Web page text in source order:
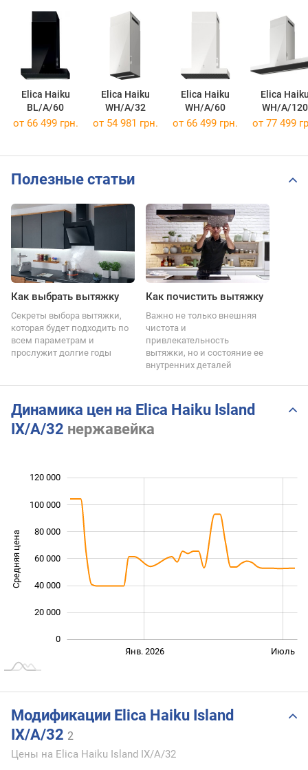
Elica Haiku
BL/A/60
Elica Haiku
WH/A/32
Elica Haiku
WH/A/60
Elica
WH/A/120
от 66 499 грн. от 54 981 грн. от 66 499 грн. от 77 499
Полезные статьи
Как выбрать вытяжку
Секреты выбора вытяжки,
которая будет подходить по
всем параметрам и
прослужит долгие годы
Как почистить вытяжку
Важно не только внешняя
чистота и
привлекательность
вытяжки, но и состояние ее
внутренних деталей
Динамика цен на Elica Haiku Island
IX/A/32 нержавейка
Средняя цена 100 000
0
20 000
40 000
60 000
80 000
100 000
120 000
Янв. 2026 Июль
Модификации Elica Haiku Island
IX/A/32 2
Цены на Elica Haiku Island IX/A/32